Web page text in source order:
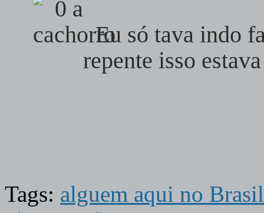
Eu só tava indo
repente isso
Tags: alguem aqui no